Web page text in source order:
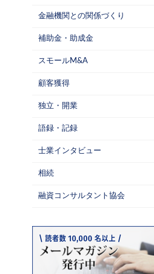
金融機関との関係づくり
補助金・助成金
スモールM&A
顧客獲得
独立・開業
語録・記録
士業インタビュー
相続
融資コンサルタント協会